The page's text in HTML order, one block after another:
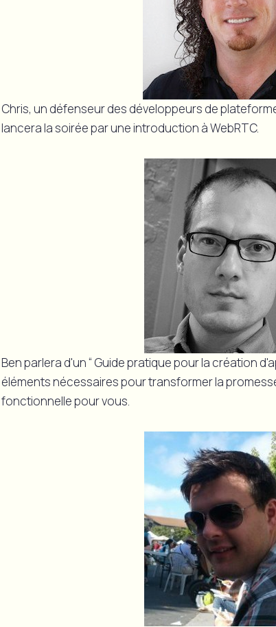
Chris, un défenseur des développeurs de
lancera la soirée par une introduction à WebRTC.
Ben parlera d'un “ Guide pratique pour la création
éléments nécessaires pour transformer la
fonctionnelle pour vous.